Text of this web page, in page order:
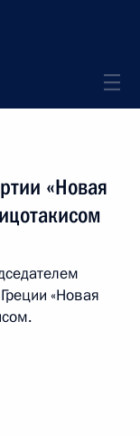
«Новая
«Новая